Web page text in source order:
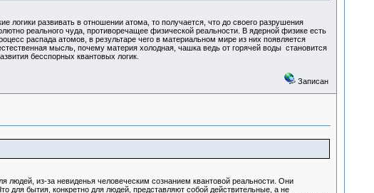
развивать в отношении атома, то получается, что до своего разрушения
реального чуда, противоречащее физической реальности. В ядерной физике есть
распада атомов, в результаре чего в материальном мире из них появляется
мысль, почему материя холодная, чашка ведь от горячей воды становится
бесспорных квантовых логик.
Записан
из-за невиденья человеческим сознанием квантовой реальности. Они
для бытия, конкретно для людей, представляют собой действительные, а не